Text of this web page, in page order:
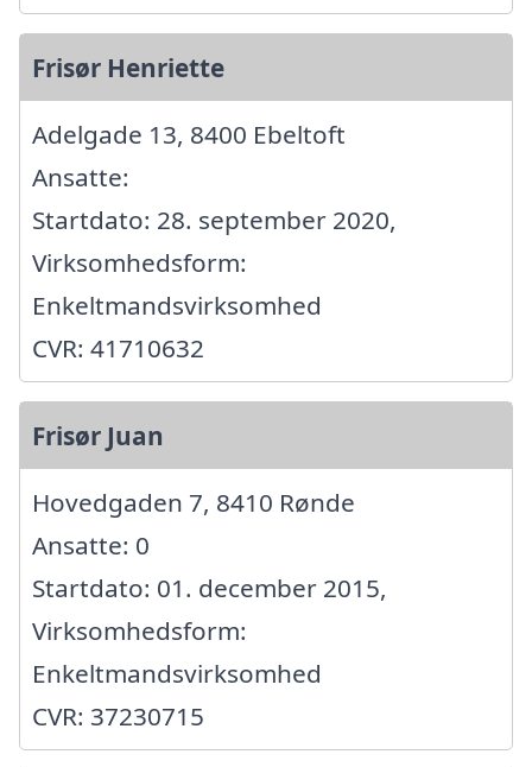
Frisør Henriette
Adelgade 13, 8400 Ebeltoft
Ansatte:
Startdato: 28. september 2020,
Virksomhedsform:
Enkeltmandsvirksomhed
CVR: 41710632
Frisør Juan
Hovedgaden 7, 8410 Rønde
Ansatte: 0
Startdato: 01. december 2015,
Virksomhedsform:
Enkeltmandsvirksomhed
CVR: 37230715